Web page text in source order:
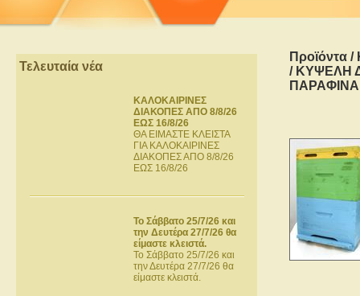
Τελευταία νέα
ΚΑΛΟΚΑΙΡΙΝΕΣ
ΔΙΑΚΟΠΕΣ ΑΠΟ 8/8/26
ΕΩΣ 16/8/26
ΘΑ ΕΙΜΑΣΤΕ ΚΛΕΙΣΤΑ
ΓΙΑ ΚΑΛΟΚΑΙΡΙΝΕΣ
ΔΙΑΚΟΠΕΣ ΑΠΟ 8/8/26
ΕΩΣ 16/8/26
Το Σάββατο 25/7/26 και
την Δευτέρα 27/7/26 θα
είμαστε κλειστά.
Το Σάββατο 25/7/26 και
την Δευτέρα 27/7/26 θα
είμαστε κλειστά.
Προϊόντα /
/ ΚΥΨΕΛΗ